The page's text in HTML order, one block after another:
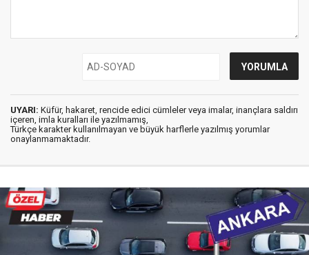
UYARI: Küfür, hakaret, rencide edici cümleler veya imalar, inançlara saldırı
içeren, imla kuralları ile yazılmamış,
Türkçe karakter kullanılmayan ve büyük harflerle yazılmış yorumlar
onaylanmamaktadır.